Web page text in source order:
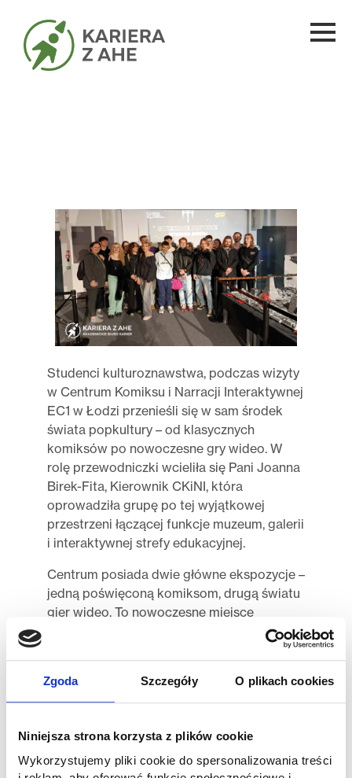
Zgoda Szczegóły O plikach cookies
Niniejsza strona korzysta z plików cookie
Wykorzystujemy pliki cookie do spersonalizowania treści
Studenci kulturoznawstwa, podczas wizyty
w Centrum Komiksu i Narracji Interaktywnej
EC1 w Łodzi przenieśli się w sam środek
świata popkultury – od klasycznych
komiksów po nowoczesne gry wideo. W
rolę przewodniczki wcieliła się Pani Joanna
Birek-Fita, Kierownik CKiNI, która
oprowadziła grupę po tej wyjątkowej
przestrzeni łączącej funkcje muzeum, galerii
i interaktywnej strefy edukacyjnej.
Centrum posiada dwie główne ekspozycje –
jedną poświęconą komiksom, drugą światu
gier wideo. To nowoczesne miejsce
stworzone z myślą o opowiadaniu historii w
współczesnych.
podziwiali imponujące modele inspirowane